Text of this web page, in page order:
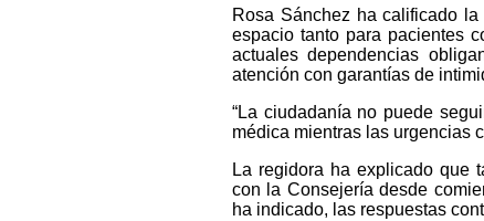
Rosa Sánchez ha calificado
espacio tanto para pacientes
actuales dependencias
atención con garantías de
“La ciudadanía no puede
médica mientras las urgencias
La regidora ha explicado que
con la Consejería desde
ha indicado, las respuestas